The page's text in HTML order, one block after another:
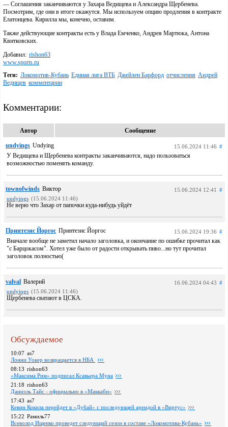
— Соглашения заканчиваются у Захара Ведищева и Александра Щербенева.
Посмотрим, где они в итоге окажутся. Мы используем опцию продления в контракте
Елатонцева. Кирилла мы, конечно, оставим.
Также действующие контракты есть у Влада Емченко, Андрея Мартюка, Антона
Квитковских.
Добавил: rishon63
www.sports.ru
Теги: Локомотив-Кубань Единая лига ВТБ Джейлен Барфорд отчисления Андрей
Ведищев комментарии
Комментарии:
Автор Сообщение
undyings Undying 15.06.2024 11:46 #
У Ведищева и Щербенева контракты заканчиваются, надо пользоваться
возможностью поменять команду.
townofwinds Виктор 15.06.2024 12:41 #
undyings (15.06.2024 11:46)
Не верю что Захар от папочки куда-нибудь уйдёт
Принтезис Йоргос Принтезис Йоргос 15.06.2024 19:36 #
Вначале вообще не заметил начало заголовка, и окончание по ошибке прочитал как
"с Барцокасом". Хотел уже было от радости открывать пиво...но тут прочитал
заголовок полностью(
valval Валерий 16.06.2024 04:43 #
undyings (15.06.2024 11:46)
Щербенева сватают в ЦСКА.
Обсуждаемое
10:07 as7
Лонни Уокер возвращается в НБА
08:13 rishon63
«Максима Рим» подписал Ксавьера Муна
21:18 rishon63
Даниэль Тайс - официально в «Маккаби»
17:43 as7
Кевин Кокила перейдет в «Дубай» с последующей арендой в «Виртус»
15:22 Рамиль77
Всеволод Ищенко проведет следующий сезон в составе «Локомотива-Кубань»